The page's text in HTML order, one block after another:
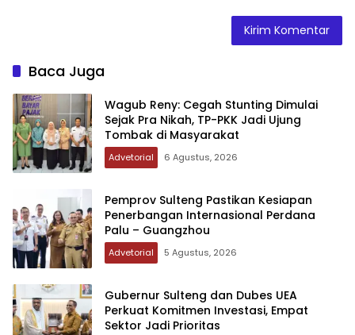
Baca Juga
Wagub Reny: Cegah Stunting Dimulai
Sejak Pra Nikah, TP-PKK Jadi Ujung
Tombak di Masyarakat
Advetorial 6 Agustus, 2026
Pemprov Sulteng Pastikan Kesiapan
Penerbangan Internasional Perdana
Palu – Guangzhou
Advetorial 5 Agustus, 2026
Gubernur Sulteng dan Dubes UEA
Perkuat Komitmen Investasi, Empat
Sektor Jadi Prioritas